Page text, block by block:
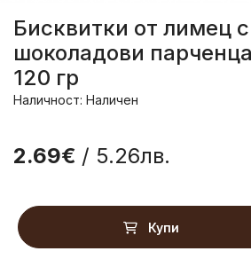
Бисквитки от лимец с
шоколадови
120 гр
Наличност: Наличен
2.69€ / 5.26лв.
Купи